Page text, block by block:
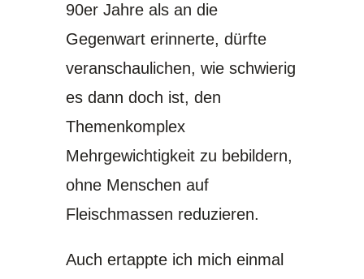
90er Jahre als an die
Gegenwart erinnerte, dürfte
veranschaulichen, wie schwierig
es dann doch ist, den
Themenkomplex
Mehrgewichtigkeit zu bebildern,
ohne Menschen auf
Fleischmassen reduzieren.
Auch ertappte ich mich einmal